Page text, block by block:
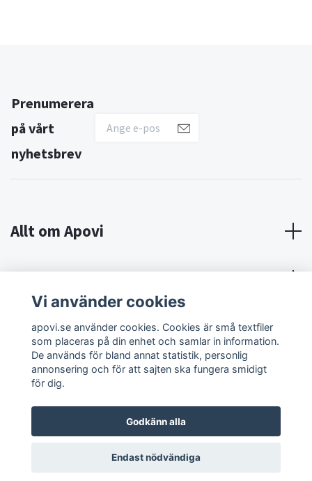
Prenumerera
på vårt
nyhetsbrev
Allt om Apovi
Om Apovi
Sociala medier
© 2026 Apovi
Vi använder cookies
apovi.se använder cookies. Cookies är små textfiler
som placeras på din enhet och samlar in information.
De används för bland annat statistik, personlig
annonsering och för att sajten ska fungera smidigt
för dig.
Godkänn alla
Endast nödvändiga